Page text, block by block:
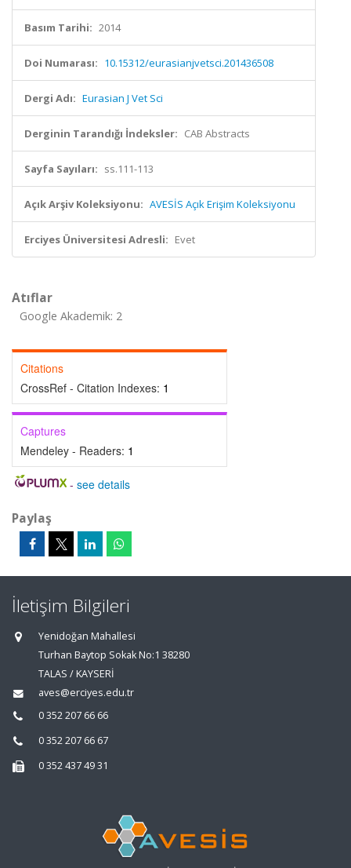
Basım Tarihi: 2014
Doi Numarası: 10.15312/eurasianjvetsci.201436508
Dergi Adı: Eurasian J Vet Sci
Derginin Tarandığı İndeksler: CAB Abstracts
Sayfa Sayıları: ss.111-113
Açık Arşiv Koleksiyonu: AVESİS Açık Erişim Koleksiyonu
Erciyes Üniversitesi Adresli: Evet
Atıflar
Google Akademik: 2
Citations
CrossRef - Citation Indexes: 1
Captures
Mendeley - Readers: 1
- see details
Paylaş
İletişim Bilgileri
Yenidoğan Mahallesi
Turhan Baytop Sokak No:1 38280
TALAS / KAYSERİ
aves@erciyes.edu.tr
0 352 207 66 66
0 352 207 66 67
0 352 437 49 31